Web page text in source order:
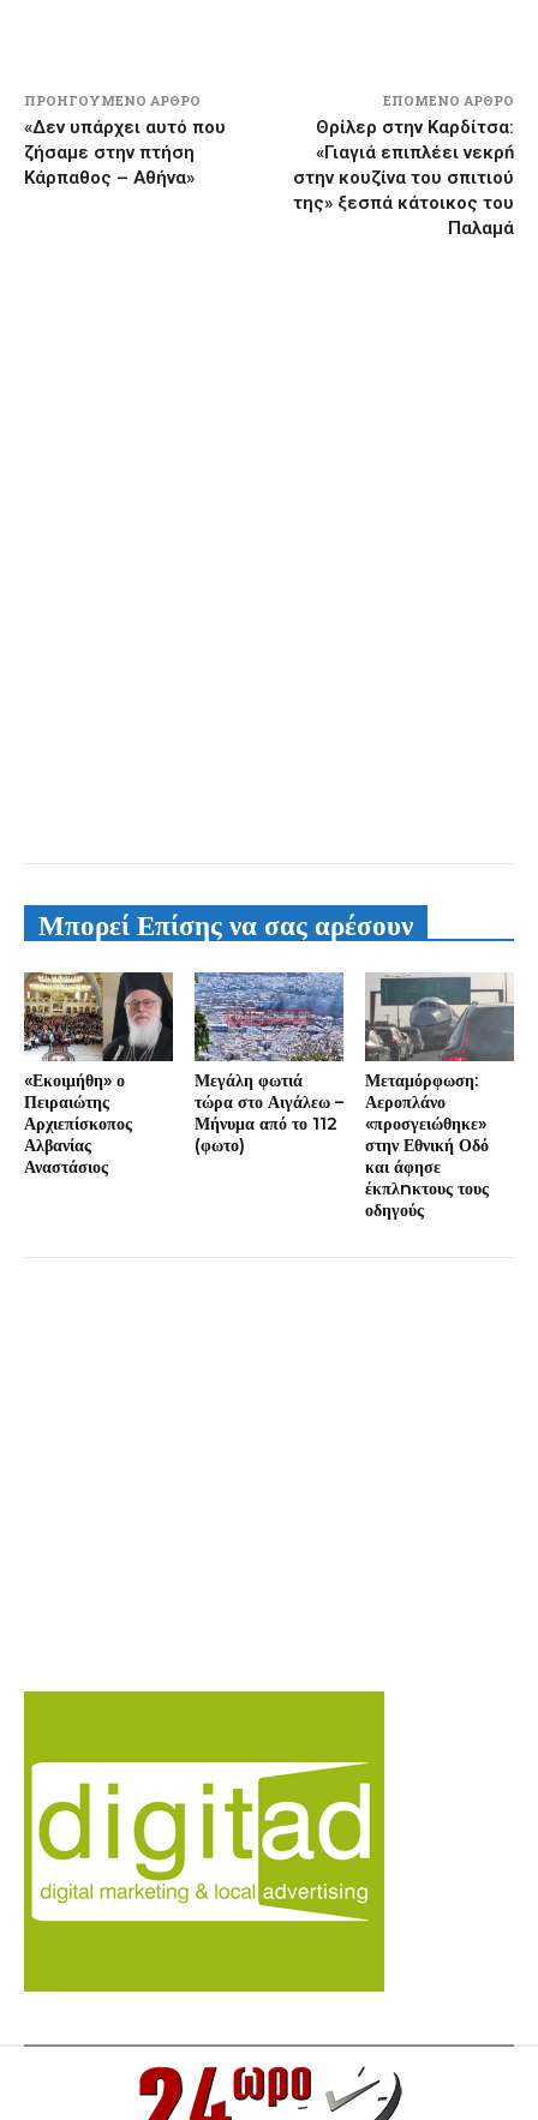
ΠΡΟΗΓΟΎΜΕΝΟ ΆΡΘΡΟ
«Δεν υπάρχει αυτό που
ζήσαμε στην πτήση
Κάρπαθος – Αθήνα»
ΕΠΌΜΕΝΟ ΆΡΘΡΟ
Θρίλερ στην Καρδίτσα:
«Γιαγιά επιπλέει νεκρń
στην κουζίνα του σπιτιού
της» ξεσπά κάτοικος του
Παλαμά
Μπορεί Επίσης να σας αρέσουν
«Εκοιμήθη» ο
Πειραιώτης
Αρχιεπίσκοπος
Αλβανίας
Αναστάσιος
Μεγάλη φωτιά
τώρα στο Αιγάλεω –
Μήνυμα από το 112
(φωτο)
Μεταμόρφωση:
Αεροπλάνο
«προσγειώθηκε»
στην Εθνική Οδό
και άφησε
έκπλnκτους τους
οδηγούς